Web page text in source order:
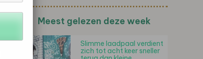
Meest gelezen deze week
Slimme laadpaal verdient
zich tot acht keer sneller